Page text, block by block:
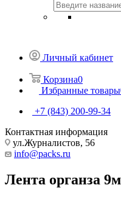
Личный кабинет
Корзина0
Избранные товары
+7 (843) 200-99-34
Контактная информация
ул.Журналистов, 56
info@packs.ru
Лента органза